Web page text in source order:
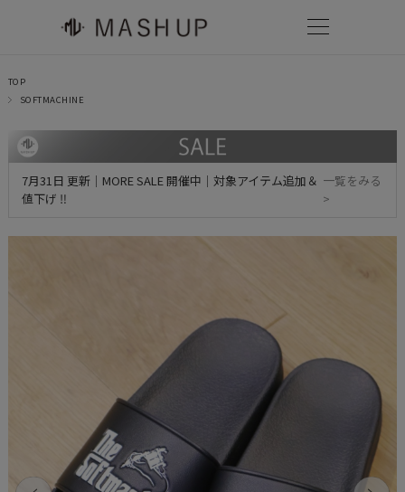
TOP
SOFTMACHINE
7月31日 更新｜MORE SALE 開催中｜対象アイテム追加＆
値下げ ‼
一覧をみる
>